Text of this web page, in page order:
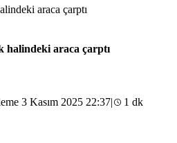
araca çarptı
halindeki araca çarptı
3 Kasım 2025 22:37| 1 dk